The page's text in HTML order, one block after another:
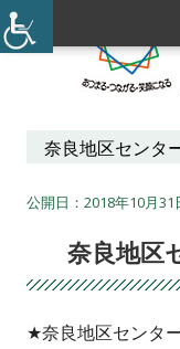
コ
ン
メ
ニ
奈良地区センタ
2018年10月31
奈良地区
★奈良地区センタ